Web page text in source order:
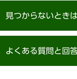
見つからないときは
よくある質問と回